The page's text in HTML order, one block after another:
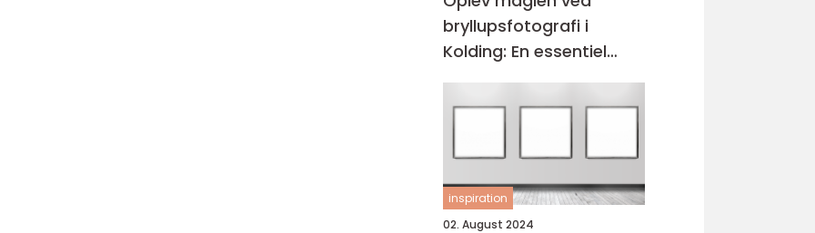
bryllupsfotografi i
Kolding: En essentiel
guide
inspiration
02. August 2024